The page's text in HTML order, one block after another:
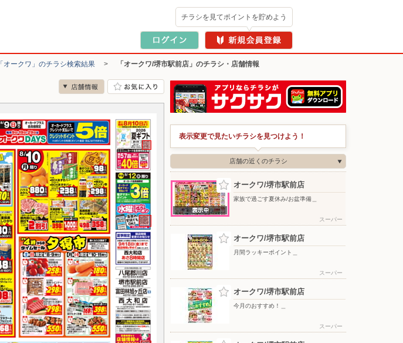
チラシを見てポイントを貯めよう
「オークワ」のチラシ検索結果 > 「オークワ/堺市駅前店」のチラシ・店舗情報
表示変更で見たいチラシを見つけよう！
店舗の近くのチラシ
オークワ/堺市駅前店
家族で過ごす夏休み/お盆準備＿
スーパー
オークワ/堺市駅前店
月間ラッキーポイント＿
スーパー
オークワ/堺市駅前店
今月のおすすめ！＿
スーパー